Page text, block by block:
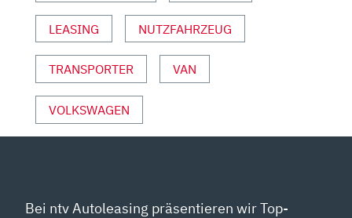
ANZEIGEN
LEASING NUTZFAHRZEUG
TRANSPORTER VAN
VOLKSWAGEN
Bei ntv Autoleasing präsentieren wir Top-